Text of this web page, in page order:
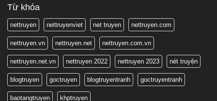
Từ khóa
nettruyen nettruyenviet net truyen nettruyen.com
nettruyen.vn nettruyen.net nettruyen.com.vn
nettruyen.net.vn nettruyen 2022 nettruyen 2023 nét truyện
blogtruyen goctruyen blogtruyentranh goctruyentranh
baotangtruyen khptruyen